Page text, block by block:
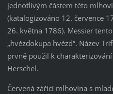
jednotlivým částem této
(katalogizováno 12. července
26. května 1786). Messier
„hvězdokupa hvězd“. Název
prvně použil k
Herschel.
Červená zářící mlhovina s